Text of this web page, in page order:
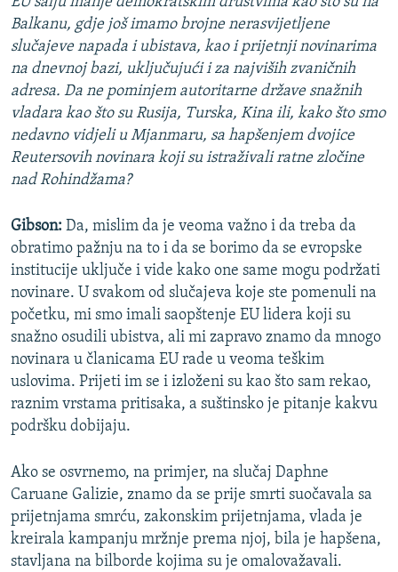
Balkanu, gdje još imamo brojne nerasvijetljene
slučajeve napada i ubistava, kao i prijetnji novinarima
na dnevnoj bazi, uključujući i za najviših zvaničnih
adresa. Da ne pominjem autoritarne države snažnih
vladara kao što su Rusija, Turska, Kina ili, kako što smo
nedavno vidjeli u Mjanmaru, sa hapšenjem dvojice
Reutersovih novinara koji su istraživali ratne zločine
nad Rohindžama?
Gibson: Da, mislim da je veoma važno i da treba da
obratimo pažnju na to i da se borimo da se evropske
institucije uključe i vide kako one same mogu podržati
novinare. U svakom od slučajeva koje ste pomenuli na
početku, mi smo imali saopštenje EU lidera koji su
snažno osudili ubistva, ali mi zapravo znamo da mnogo
novinara u članicama EU rade u veoma teškim
uslovima. Prijeti im se i izloženi su kao što sam rekao,
raznim vrstama pritisaka, a suštinsko je pitanje kakvu
podršku dobijaju.
Ako se osvrnemo, na primjer, na slučaj Daphne
Caruane Galizie, znamo da se prije smrti suočavala sa
prijetnjama smrću, zakonskim prijetnjama, vlada je
kreirala kampanju mržnje prema njoj, bila je hapšena,
stavljana na bilborde kojima su je omalovažavali.